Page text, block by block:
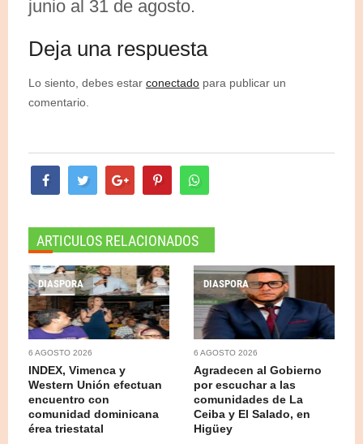
junio al 31 de agosto.
Deja una respuesta
Lo siento, debes estar conectado para publicar un
comentario.
ARTICULOS RELACIONADOS
DIASPORA
6 AGOSTO 2026
INDEX, Vimenca y
Western Unión efectuan
encuentro con
comunidad dominicana
érea triestatal
DIASPORA
6 AGOSTO 2026
Agradecen al Gobierno
por escuchar a las
comunidades de La
Ceiba y El Salado, en
Higüey